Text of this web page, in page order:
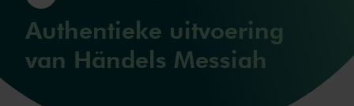
Authentieke uitvoering
van Händels Messiah